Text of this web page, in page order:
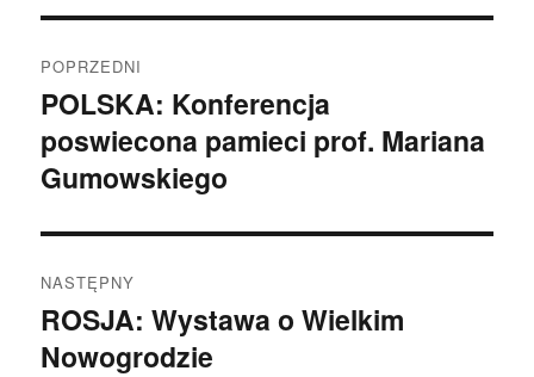
wpisu
POPRZEDNI
Poprzedni
wpis:
POLSKA: Konferencja
poswiecona pamieci prof. Mariana
Gumowskiego
NASTĘPNY
Następny
wpis:
ROSJA: Wystawa o Wielkim
Nowogrodzie